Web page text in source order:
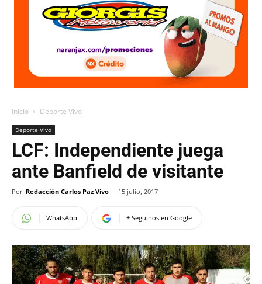
Inicio Deporte Vivo
Deporte Vivo
LCF: Independiente juega
ante Banfield de visitante
Por Redacción Carlos Paz Vivo - 15 julio, 2017
WhatsApp + Seguinos en Google